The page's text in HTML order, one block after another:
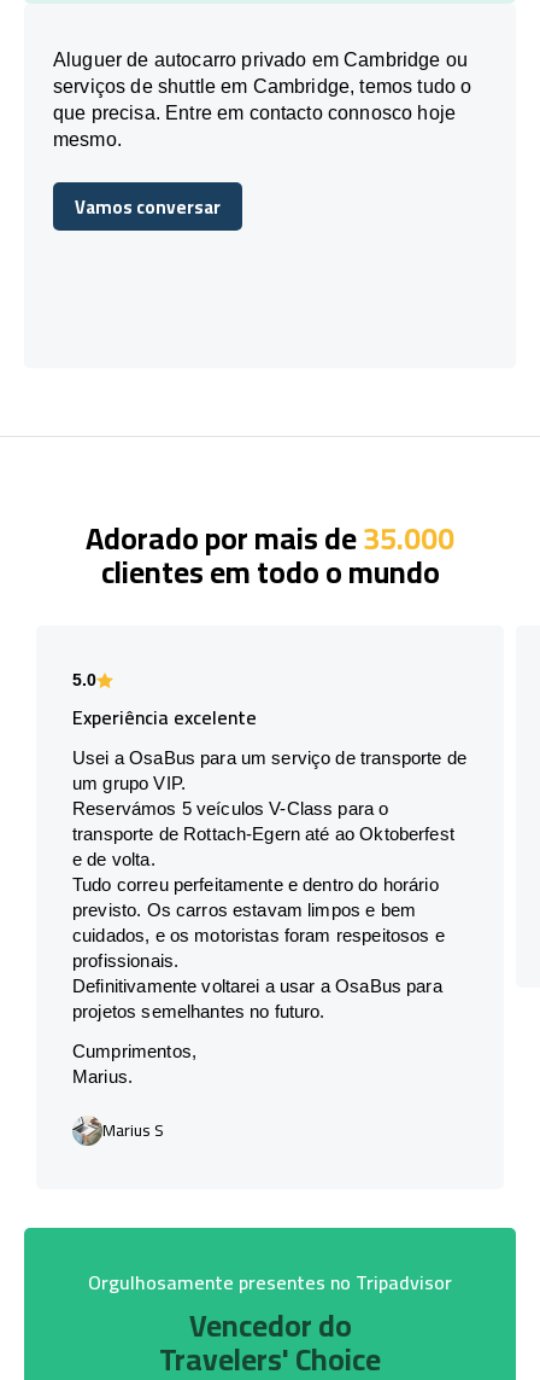
Aluguer de autocarro privado em Cambridge ou
serviços de shuttle em Cambridge, temos tudo o
que precisa. Entre em contacto connosco hoje
mesmo.
Vamos conversar
Vamos conversar
Adorado por mais de35.000
clientes em todo o mundo
5.0
Experiência excelente
Usei a OsaBus para um serviço de transporte de
um grupo VIP.
Reservámos 5 veículos V-Class para o
transporte de Rottach-Egern até ao Oktoberfest
e de volta.
Tudo correu perfeitamente e dentro do horário
previsto. Os carros estavam limpos e bem
cuidados, e os motoristas foram respeitosos e
profissionais.
Definitivamente voltarei a usar a OsaBus para
projetos semelhantes no futuro.
Cumprimentos,
Marius.
Marius S
Orgulhosamente presentes no Tripadvisor
Vencedor do
Travelers' Choice